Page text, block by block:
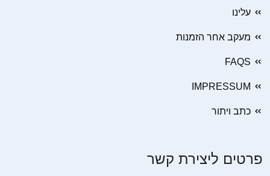
עלינו
מעקב אחר הזמנות
FAQS
IMPRESSUM
כתב ויתור
פרטים ליצירת קשר